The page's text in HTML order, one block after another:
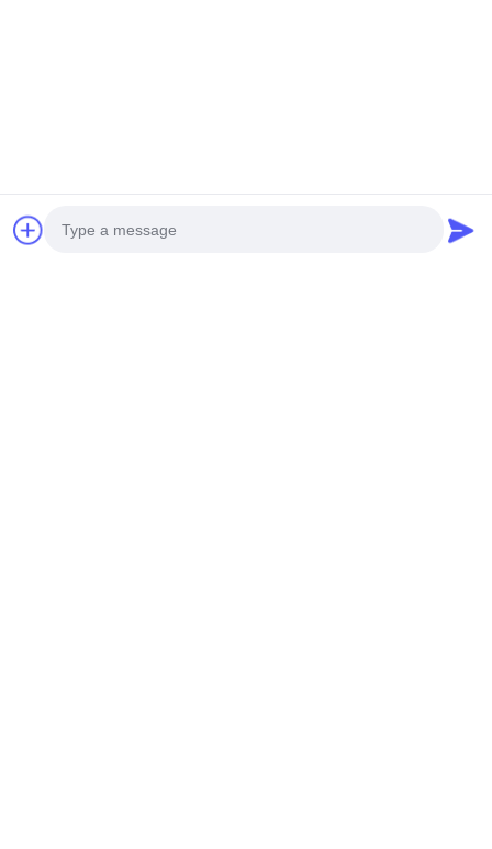
게 당신의 그림이나 사진을 보낼 수 있습니다 - 우리는 당신을 위해
디자인을 만들 수 있습니다.